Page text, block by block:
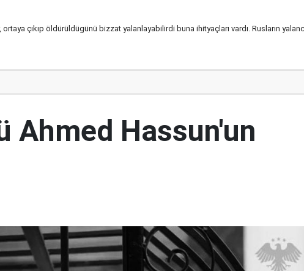
çıkıp öldürüldügünü bizzat yalanlayabilirdi buna ihityaçları vardı. Rusların
Ahmed Hassun'un